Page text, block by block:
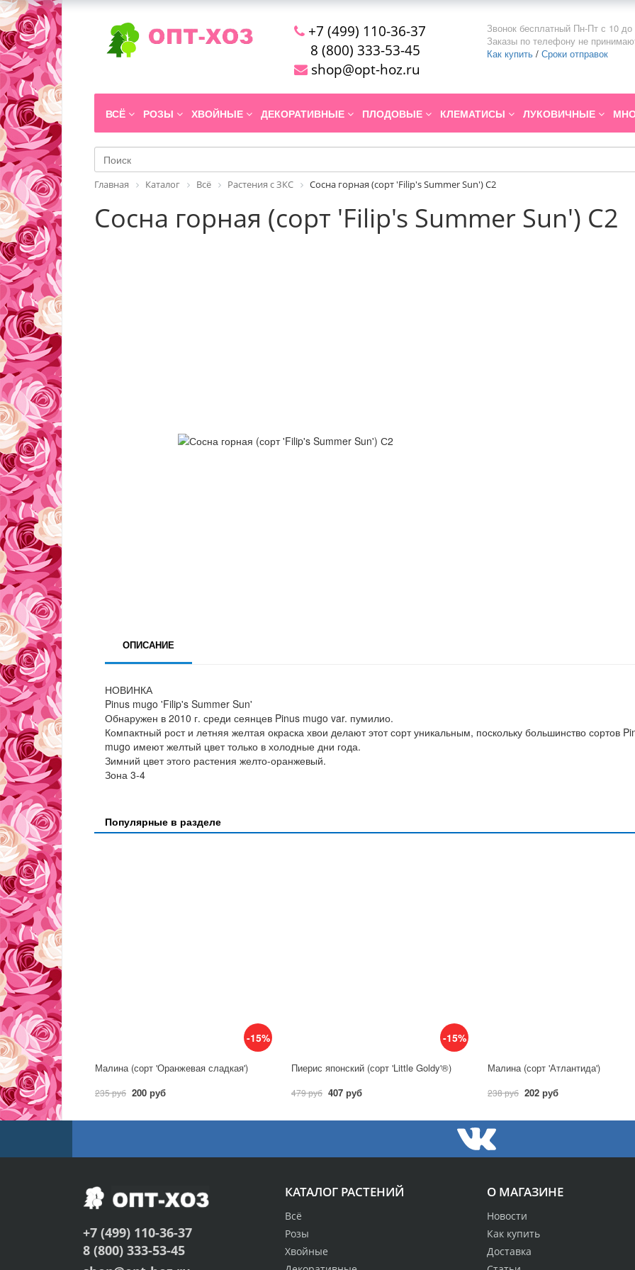
+7 (499) 110-36-37
8 (800) 333-53-45
shop@opt-hoz.ru
Звонок бесплатный Пн-Пт с 10 до
Заказы по телефону не
Как купить / Сроки отправок
ВСЁ РОЗЫ ХВОЙНЫЕ ДЕКОРАТИВНЫЕ ПЛОДОВЫЕ КЛЕМАТИСЫ ЛУКОВИЧНЫЕ
Главная Каталог Всё Растения с ЗКС Сосна горная (сорт 'Filip's Summer Sun') С2
Сосна горная (сорт 'Filip's Summer Sun') С2
ОПИСАНИЕ
НОВИНКА
Pinus mugo 'Filip's Summer Sun'
Обнаружен в 2010 г. среди сеянцев Pinus mugo var. пумилио.
Компактный рост и летняя желтая окраска хвои делают этот сорт уникальным, поскольку большинство сортов
mugo имеют желтый цвет только в холодные дни года.
Зимний цвет этого растения желто-оранжевый.
Зона 3-4
Популярные в разделе
-15%
Малина (сорт 'Оранжевая сладкая')
235 руб 200 руб
-15%
Пиерис японский (сорт 'Little Goldy'®)
479 руб 407 руб
Малина (сорт 'Атлантида')
238 руб 202 руб
О МАГАЗИНЕ
Новости
Как купить
Доставка
КАТАЛОГ РАСТЕНИЙ
Всё
Розы
Хвойные
+7 (499) 110-36-37
8 (800) 333-53-45